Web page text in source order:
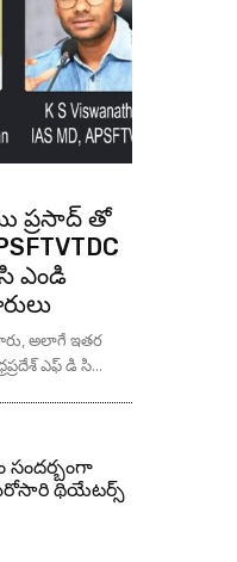
ప్రసాద్ తో
ఎండి
అలాగే ఇతర
ఎఫ్ డి సి...
సందర్బంగా
మరోసారి థియేటర్స్